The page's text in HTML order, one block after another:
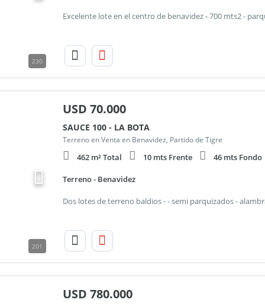
230
201
USD 70.000
SAUCE 100 - LA BOTA
Terreno en Venta en Benavidez, Partido de Tigre
462 m² Total 10 mts Frente 46 mts Fondo
Terreno - Benavidez
USD 780.000